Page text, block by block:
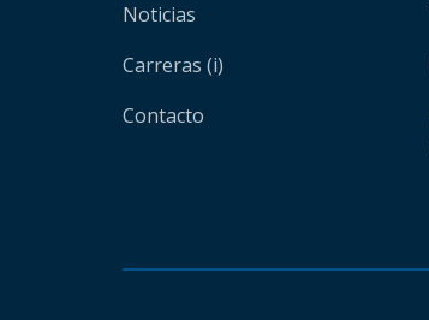
Noticias
Carreras (i)
Contacto